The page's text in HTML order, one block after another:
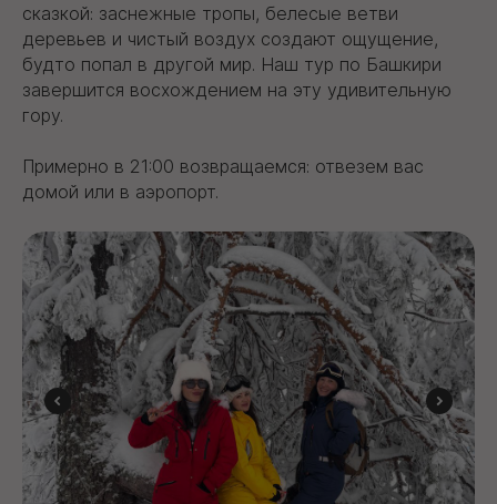
сказкой: заснежные тропы, белесые ветви
деревьев и чистый воздух создают ощущение,
будто попал в другой мир. Наш тур по Башкири
завершится восхождением на эту удивительную
гору.
Примерно в 21:00 возвращаемся: отвезем вас
домой или в аэропорт.